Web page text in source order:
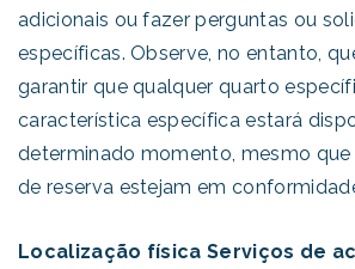
adicionais ou fazer perguntas ou
específicas. Observe, no entanto,
garantir que qualquer quarto
característica específica estará
determinado momento, mesmo que
de reserva estejam em
Localização física Serviços de